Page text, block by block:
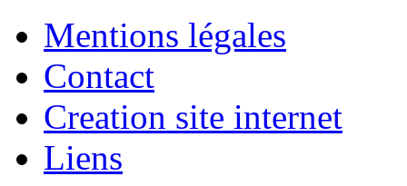
Mentions légales
Contact
Creation site internet
Liens